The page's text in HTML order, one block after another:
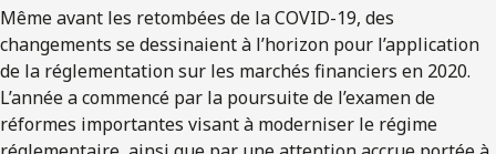
Même avant les retombées de la COVID-19, des
changements se dessinaient à l’horizon pour l’application
de la réglementation sur les marchés financiers en 2020.
L’année a commencé par la poursuite de l’examen de
réformes importantes visant à moderniser le régime